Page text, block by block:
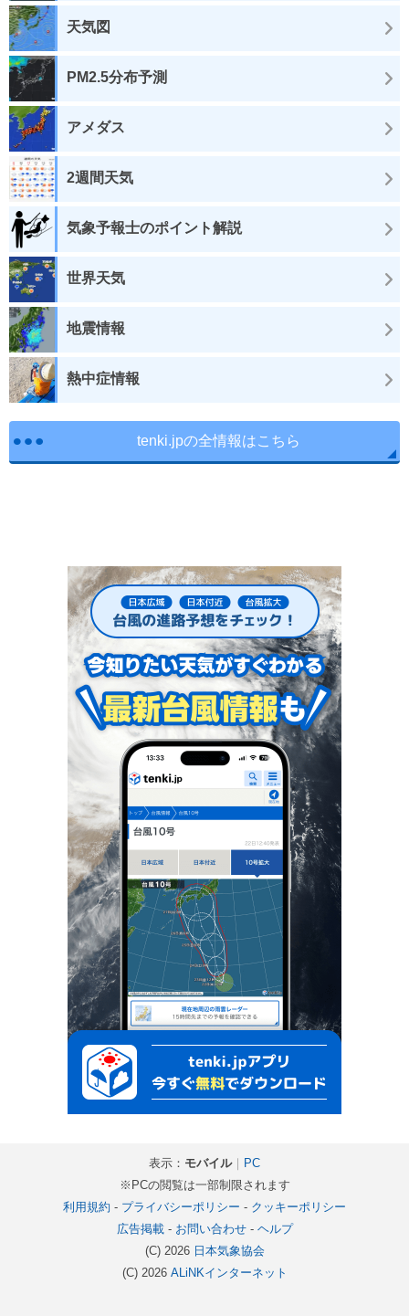
天気図
PM2.5分布予測
アメダス
2週間天気
気象予報士のポイント解説
世界天気
地震情報
熱中症情報
tenki.jpの全情報はこちら
表示： モバイル｜
PC
※PCの閲覧は一部制限されます
利用規約 - プライバシーポリシー - クッキーポリシー
広告掲載- お問い合わせ- ヘルプ
(C) 2026 日本気象協会
(C) 2026 ALiNKインターネット